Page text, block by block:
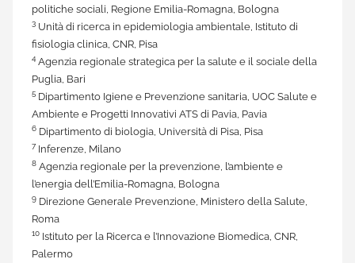
politiche sociali, Regione Emilia-Romagna, Bologna
3 Unità di ricerca in epidemiologia ambientale, Istituto di
fisiologia clinica, CNR, Pisa
4 Agenzia regionale strategica per la salute e il sociale della
Puglia, Bari
5 Dipartimento Igiene e Prevenzione sanitaria, UOC Salute e
Ambiente e Progetti Innovativi ATS di Pavia, Pavia
6 Dipartimento di biologia, Università di Pisa, Pisa
7 Inferenze, Milano
8 Agenzia regionale per la prevenzione, l’ambiente e
l’energia dell’Emilia-Romagna, Bologna
9 Direzione Generale Prevenzione, Ministero della Salute,
Roma
10 Istituto per la Ricerca e l’Innovazione Biomedica, CNR,
Palermo